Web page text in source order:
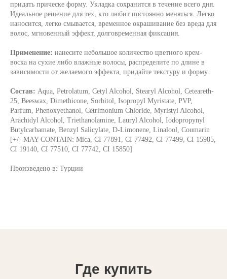
придать прическе форму. Укладка сохранится в течение всего дня.
Идеальное решение для тех, кто любит постоянно меняться. Легко
наносится, легко смывается, временное окрашивание без вреда для
волос, мгновенный эффект, долговременная фиксация.
Применение: нанесите небольшое количество цветного крем-
воска на сухие либо влажные волосы, распределите по длине в
зависимости от желаемого эффекта, придайте текстуру и форму.
Состав: Aqua, Petrolatum, Cetyl Alcohol, Stearyl Alcohol, Ceteareth-
25, Beeswax, Dimethicone, Sorbitol, Isopropyl Myristate, PVP,
Parfum, Phenoxyethanol, Cetrimonium Chloride, Myristyl Alcohol,
Arachidyl Alcohol, Triethanolamine, Lauryl Alcohol, Iodopropynyl
Butylcarbamate, Benzyl Salicylate, D-Limonene, Linalool, Coumarin
[+/- MAY CONTAIN: Mica, CI 77891, CI 77492, CI 77499, CI 15985,
CI 19140, CI 77510, CI 77742, CI 15850]
Произведено в: Турции
Где купить